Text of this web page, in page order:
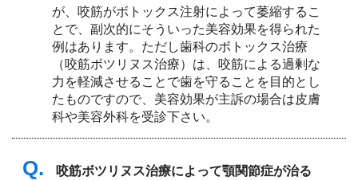
が、咬筋がボトックス注射によって萎縮するこ
とで、副次的にそういった美容効果を得られた
例はあります。ただし歯科のボトックス治療
（咬筋ボツリヌス治療）は、咬筋による過剰な
力を軽減させることで歯を守ることを目的とし
たものですので、美容効果が主訴の場合は皮膚
科や美容外科を受診下さい。
Q.
咬筋ボツリヌス治療によって顎関節症が治る